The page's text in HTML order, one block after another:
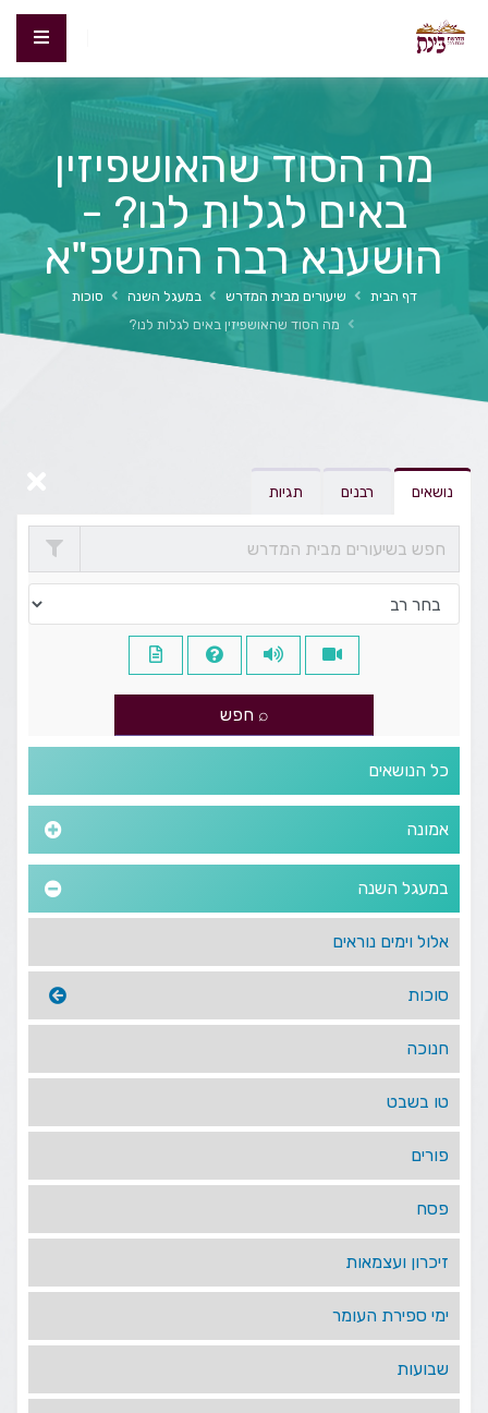
מה הסוד שהאושפיזין
באים לגלות לנו? -
הושענא רבה התשפ"א
דף הבית שיעורים מבית המדרש במעגל השנה
סוכות
מה הסוד שהאושפיזין באים לגלות לנו?
נושאים רבנים תגיות
כל הנושאים
אמונה
במעגל השנה
אלול וימים נוראים
סוכות
חנוכה
טו בשבט
פורים
פסח
זיכרון ועצמאות
ימי ספירת העומר
שבועות